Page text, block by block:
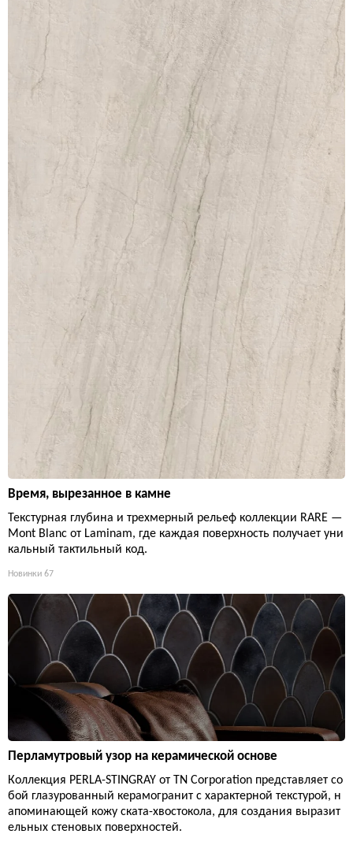
Время, вырезанное в камне
Текстурная глубина и трехмерный рельеф коллекции RARE —
Mont Blanc от Laminam, где каждая поверхность получает уни
кальный тактильный код.
Новинки 67
Перламутровый узор на керамической основе
Коллекция PERLA-STINGRAY от TN Corporation представляет со
бой глазурованный керамогранит с характерной текстурой, н
апоминающей кожу ската-хвостокола, для создания выразит
ельных стеновых поверхностей.